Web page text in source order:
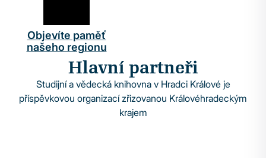
Objevíte paměť
našeho regionu
Hlavní partneři
Studijní a vědecká knihovna v Hradci Králové je
příspěvkovou organizací zřizovanou Královéhradeckým
krajem